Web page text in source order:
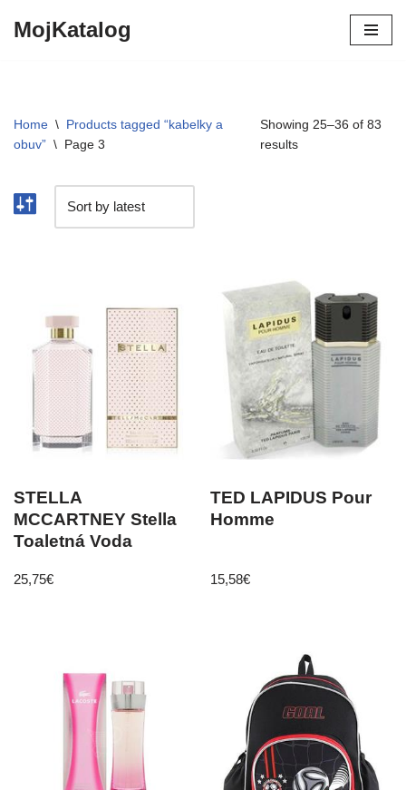
MojKatalog
Home \ Products tagged “kabelky a
obuv” \ Page 3
Showing 25–36 of 83
results
STELLA
MCCARTNEY Stella
Toaletná Voda
25,75€
TED LAPIDUS Pour
Homme
15,58€